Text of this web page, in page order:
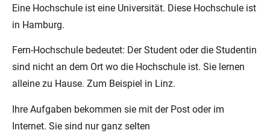
Eine Hochschule ist eine Universität. Diese Hochschule ist
in Hamburg.
Fern-Hochschule bedeutet: Der Student oder die Studentin
sind nicht an dem Ort wo die Hochschule ist. Sie lernen
alleine zu Hause. Zum Beispiel in Linz.
Ihre Aufgaben bekommen sie mit der Post oder im
Internet. Sie sind nur ganz selten